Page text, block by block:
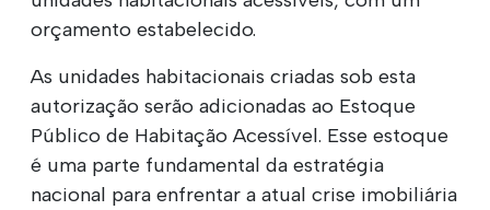
orçamento estabelecido.
As unidades habitacionais criadas sob esta
autorização serão adicionadas ao Estoque
Público de Habitação Acessível. Esse estoque
é uma parte fundamental da estratégia
nacional para enfrentar a atual crise imobiliária